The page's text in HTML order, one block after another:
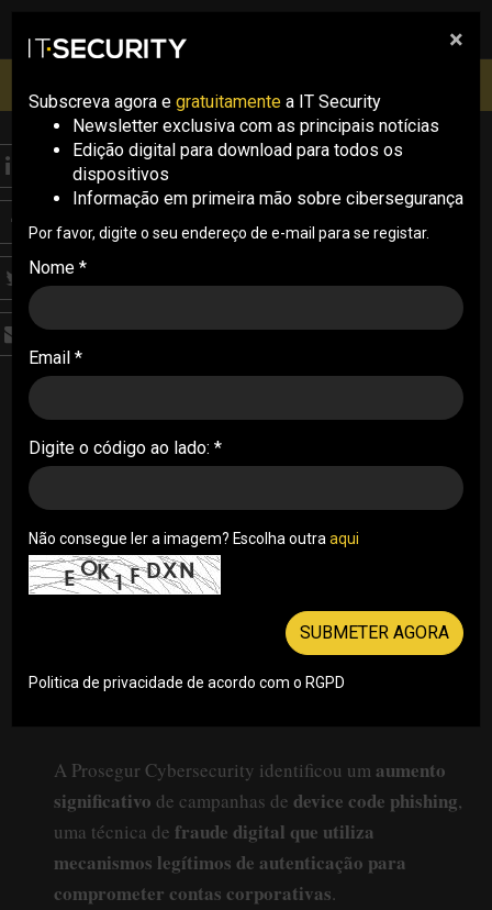
pesquisa
Inscrições abertas
NEWS
Lançado alerta para
crescimento de device
code phishing
A Prosegur Cybersecurity alertou para o
crescimento do device code phishing. O
30/05/2026
A Prosegur Cybersecurity identificou um aumento
significativo de campanhas de device code phishing,
uma técnica de fraude digital que utiliza
mecanismos legítimos de autenticação para
comprometer contas corporativas.
×
Subscreva agora e gratuitamente a IT Security
Newsletter exclusiva com as principais notícias
Edição digital para download para todos os
dispositivos
Informação em primeira mão sobre cibersegurança
Por favor, digite o seu endereço de e-mail para se registar.
Nome *
Email *
Digite o código ao lado: *
Não consegue ler a imagem? Escolha outra aqui
SUBMETER AGORA
Politica de privacidade de acordo com o RGPD